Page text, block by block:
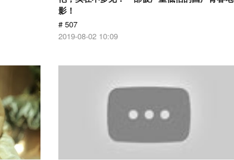
影！
# 507
2019-08-02 10:09